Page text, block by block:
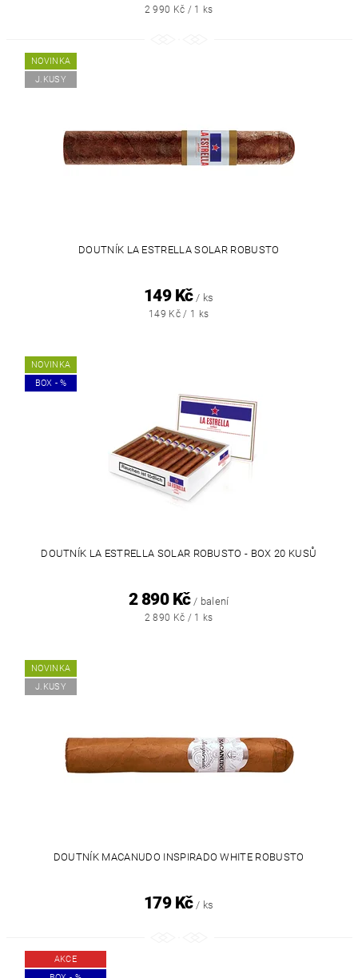
2 990 Kč / 1 ks
NOVINKA
J.KUSY
DOUTNÍK LA ESTRELLA SOLAR ROBUSTO
149 Kč / ks
149 Kč / 1 ks
NOVINKA
BOX - %
DOUTNÍK LA ESTRELLA SOLAR ROBUSTO - BOX 20 KUSŮ
2 890 Kč / balení
2 890 Kč / 1 ks
NOVINKA
J.KUSY
DOUTNÍK MACANUDO INSPIRADO WHITE ROBUSTO
179 Kč / ks
AKCE